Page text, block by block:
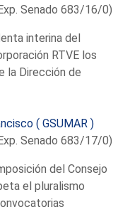
Senado 683/16/0)
interina del
RTVE los
la Dirección de
( GSUMAR )
Senado 683/17/0)
del Consejo
el pluralismo